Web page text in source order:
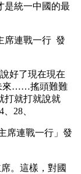
是統一中國的最
席連戰一行  發
好了現在現在
來……搖頭難難
就打就說就
28、
席連戰一行」發
。這樣，對國